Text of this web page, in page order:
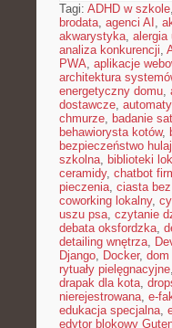
Tagi: ADHD w szkole,
brodata, agenci AI ,
akwarystyka, alergia
analiza konkurencji,
PWA, aplikacje
architektura
energetyczny domu,
dostawcze, automaty
chmurze, badanie
behawiorysta kotów,
bezpieczeństwo
szkolna, biblioteki
ceramidy, chatbot
pieczenia, ciasta
coworking lokalny,
uszu psa, czytanie
debata oksfordzka,
detailing wnętrza,
Django, Docker, dom
rytuały pielęgnacyjne,
drapak dla kota,
nierejestrowana, e-
edukacja specjalna,
edytor blokowy